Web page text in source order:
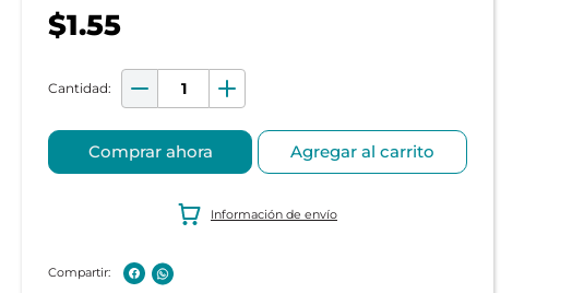
$1.55
Comprar ahora Agregar al carrito
Información de envío